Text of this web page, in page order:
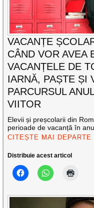
VACANȚE
CÂND VOR AVEA
VACANȚELE DE
IARNĂ, PAȘTE ȘI
PARCURSUL
VIITOR
Elevii și preșcolarii din
perioade de vacanță în
CITEȘTE MAI DEPARTE
Distribuie acest articol